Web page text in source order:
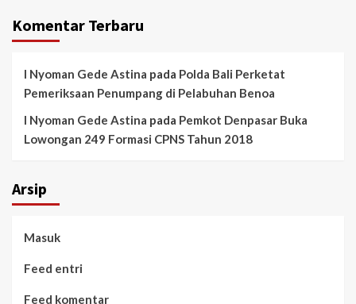
Komentar Terbaru
I Nyoman Gede Astina pada Polda Bali Perketat
Pemeriksaan Penumpang di Pelabuhan Benoa
I Nyoman Gede Astina pada Pemkot Denpasar Buka
Lowongan 249 Formasi CPNS Tahun 2018
Arsip
Masuk
Feed entri
Feed komentar